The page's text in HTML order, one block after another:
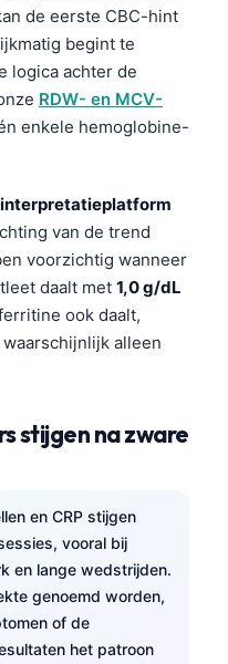
de eerste CBC-hint
begint te
logica achter de
RDW- en MCV-
enkele hemoglobine-
van de trend
voorzichtig wanneer
daalt met 1,0 g/dL
ook daalt,
alleen
stijgen na zware
en CRP stijgen
vooral bij
en lange wedstrijden.
genoemd worden,
of de
het patroon